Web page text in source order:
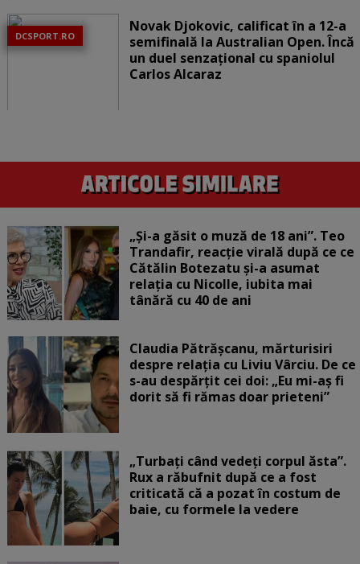
DCSPORT.RO
Novak Djokovic, calificat în a 12-a
semifinală la Australian Open. Încă
un duel senzațional cu spaniolul
Carlos Alcaraz
„Și-a găsit o muză de 18 ani”. Teo
Trandafir, reacție virală după ce ce
Cătălin Botezatu și-a asumat
relația cu Nicolle, iubita mai
tânără cu 40 de ani
Claudia Pătrășcanu, mărturisiri
despre relația cu Liviu Vârciu. De ce
s-au despărțit cei doi: „Eu mi-aș fi
dorit să fi rămas doar prieteni”
„Turbați când vedeți corpul ăsta”.
Rux a răbufnit după ce a fost
criticată că a pozat în costum de
baie, cu formele la vedere